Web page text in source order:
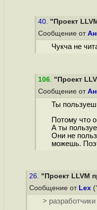
40. "Проект
Сообщение от
Чукча не
106. "Проект
Сообщение от
Ты
Потому что
А ты
Они не
можешь.
26. "Проект LLVM
Сообщение от Lex
>